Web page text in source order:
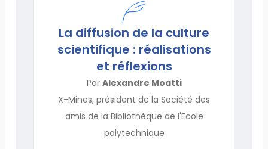
La diffusion de la culture
scientifique : réalisations
et réflexions
Par Alexandre Moatti
X-Mines, président de la Société des
amis de la Bibliothèque de l'Ecole
polytechnique